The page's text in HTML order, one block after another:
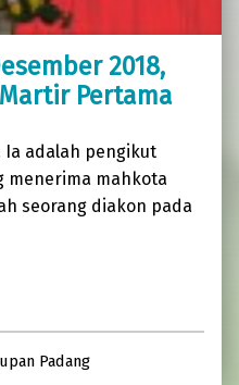
2018,
Pertama
adalah pengikut
menerima mahkota
seorang diakon pada
Padang